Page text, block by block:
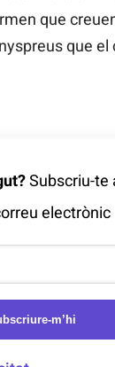
que
que el
Subscriu-te
electrònic
m’hi